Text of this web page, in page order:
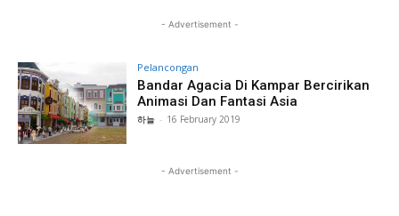
- Advertisement -
Pelancongan
Bandar Agacia Di Kampar Bercirikan
Animasi Dan Fantasi Asia
하늘 - 16 February 2019
- Advertisement -